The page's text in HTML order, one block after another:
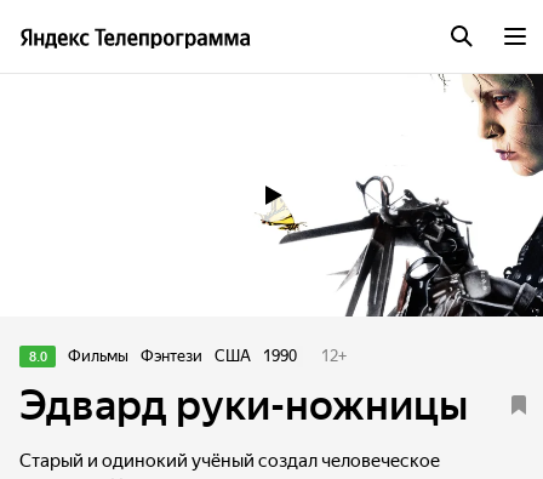
8.0 Фильмы Фэнтези США 1990 12+
Эдвард руки-ножницы
Старый и одинокий учёный создал человеческое